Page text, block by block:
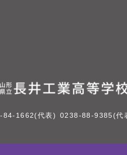
84-1662(代表) 0238-88-9385(代